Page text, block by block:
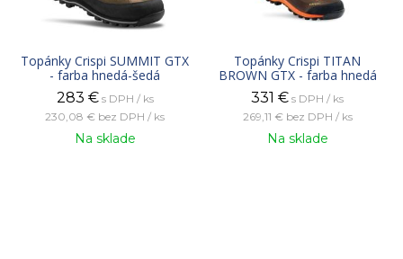
Topánky Crispi SUMMIT GTX
- farba hnedá-šedá
283 € s DPH / ks
230,08 € bez DPH / ks
Na sklade
Topánky Crispi TITAN
BROWN GTX - farba hnedá
331 € s DPH / ks
269,11 € bez DPH / ks
Na sklade